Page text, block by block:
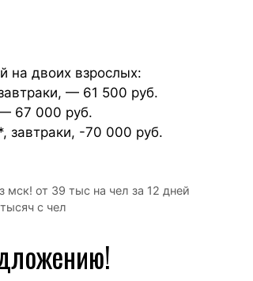
на двоих взрослых:
— 61 500 руб.
— 67 000 руб.
завтраки, -70 000 руб.
от 39 тыс на чел за 12 дней
с чел